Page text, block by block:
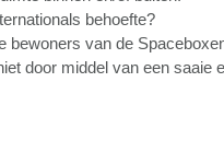
behoefte?
bewoners van de
door middel van een saaie